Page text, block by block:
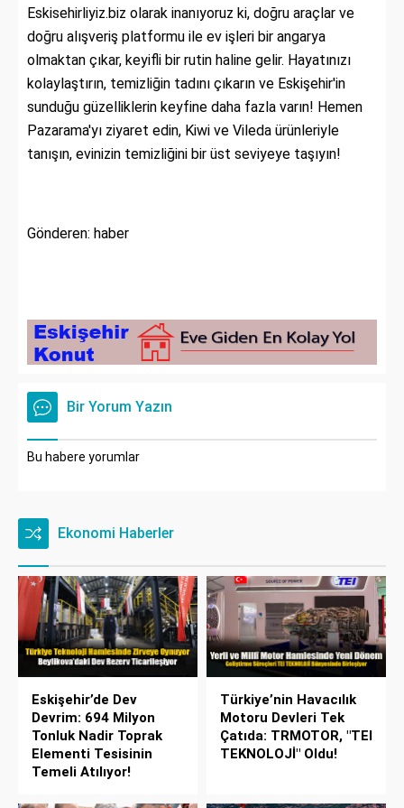
Eskisehirliyiz.biz olarak inanıyoruz ki, doğru araçlar ve
doğru alışveriş platformu ile ev işleri bir angarya
olmaktan çıkar, keyifli bir rutin haline gelir. Hayatınızı
kolaylaştırın, temizliğin tadını çıkarın ve Eskişehir'in
sunduğu güzelliklerin keyfine daha fazla varın! Hemen
Pazarama'yı ziyaret edin, Kiwi ve Vileda ürünleriyle
tanışın, evinizin temizliğini bir üst seviyeye taşıyın!
Gönderen: haber
Bir Yorum Yazın
Bu habere yorumlar
Ekonomi Haberler
Eskişehir’de Dev
Devrim: 694 Milyon
Tonluk Nadir Toprak
Elementi Tesisinin
Temeli Atılıyor!
Türkiye’nin Havacılık
Motoru Devleri Tek
Çatıda: TRMOTOR, "TEI
TEKNOLOJİ" Oldu!